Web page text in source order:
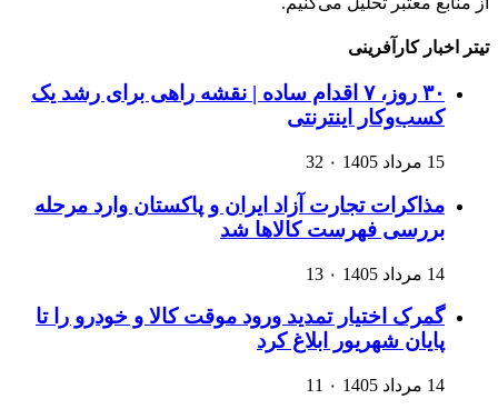
تیتر اخبار کارآفرینی
۳۰ روز، ۷ اقدام ساده | نقشه راهی برای رشد یک
کسب‌وکار اینترنتی
15 مرداد 1405 ۰ 32
مذاکرات تجارت آزاد ایران و پاکستان وارد مرحله
بررسی فهرست کالاها شد
14 مرداد 1405 ۰ 13
گمرک اختیار تمدید ورود موقت کالا و خودرو را تا
پایان شهریور ابلاغ کرد
14 مرداد 1405 ۰ 11